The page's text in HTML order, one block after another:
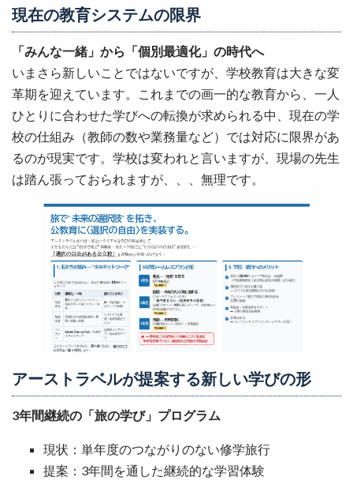
現在の教育システムの限界
「みんな一緒」から「個別最適化」の時代へ
いまさら新しいことではないですが、学校教育は大きな変
革期を迎えています。これまでの画一的な教育から、一人
ひとりに合わせた学びへの転換が求められる中、現在の学
校の仕組み（教師の数や業務量など）では対応に限界があ
るのが現実です。学校は変われと言いますが、現場の先生
は踏ん張っておられますが、、、無理です。
アーストラベルが提案する新しい学びの形
3年間継続の「旅の学び」プログラム
現状：単年度のつながりのない修学旅行
提案：3年間を通した継続的な学習体験